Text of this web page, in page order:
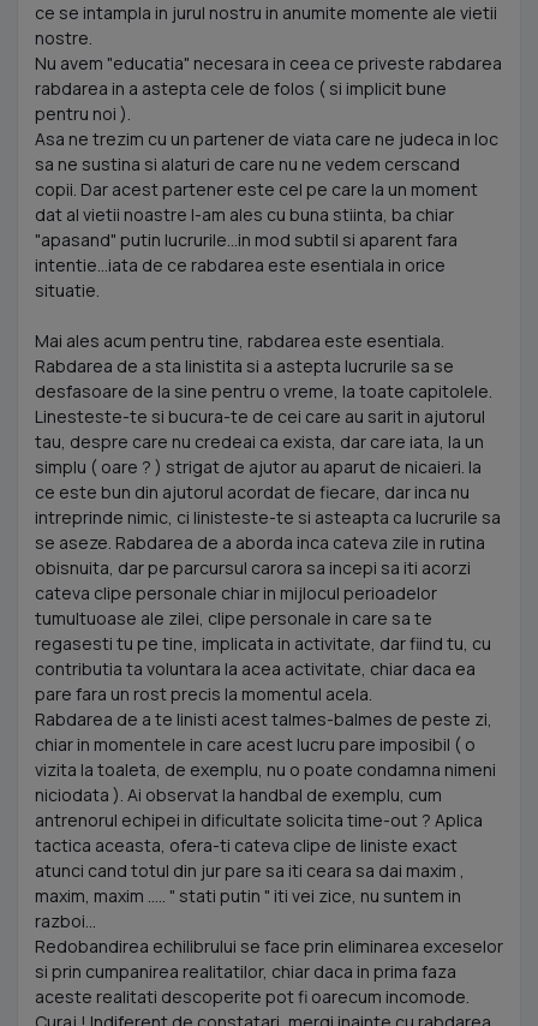
ce se intampla in jurul nostru in anumite momente ale vietii
nostre.
Nu avem "educatia" necesara in ceea ce priveste rabdarea
rabdarea in a astepta cele de folos ( si implicit bune
pentru noi ).
Asa ne trezim cu un partener de viata care ne judeca in loc
sa ne sustina si alaturi de care nu ne vedem cerscand
copii. Dar acest partener este cel pe care la un moment
dat al vietii noastre l-am ales cu buna stiinta, ba chiar
"apasand" putin lucrurile...in mod subtil si aparent fara
intentie...iata de ce rabdarea este esentiala in orice
situatie.
Mai ales acum pentru tine, rabdarea este esentiala.
Rabdarea de a sta linistita si a astepta lucrurile sa se
desfasoare de la sine pentru o vreme, la toate capitolele.
Linesteste-te si bucura-te de cei care au sarit in ajutorul
tau, despre care nu credeai ca exista, dar care iata, la un
simplu ( oare ? ) strigat de ajutor au aparut de nicaieri. Ia
ce este bun din ajutorul acordat de fiecare, dar inca nu
intreprinde nimic, ci linisteste-te si asteapta ca lucrurile sa
se aseze. Rabdarea de a aborda inca cateva zile in rutina
obisnuita, dar pe parcursul carora sa incepi sa iti acorzi
cateva clipe personale chiar in mijlocul perioadelor
tumultuoase ale zilei, clipe personale in care sa te
regasesti tu pe tine, implicata in activitate, dar fiind tu, cu
contributia ta voluntara la acea activitate, chiar daca ea
pare fara un rost precis la momentul acela.
Rabdarea de a te linisti acest talmes-balmes de peste zi,
chiar in momentele in care acest lucru pare imposibil ( o
vizita la toaleta, de exemplu, nu o poate condamna nimeni
niciodata ). Ai observat la handbal de exemplu, cum
antrenorul echipei in dificultate solicita time-out ? Aplica
tactica aceasta, ofera-ti cateva clipe de liniste exact
atunci cand totul din jur pare sa iti ceara sa dai maxim ,
maxim, maxim ..... " stati putin " iti vei zice, nu suntem in
razboi...
Redobandirea echilibrului se face prin eliminarea exceselor
si prin cumpanirea realitatilor, chiar daca in prima faza
aceste realitati descoperite pot fi oarecum incomode.